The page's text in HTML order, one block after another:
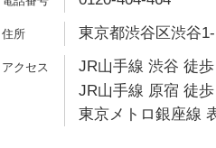
東京都渋谷区渋谷
JR山手線 渋谷 徒
JR山手線 原宿 徒
東京メトロ銀座線